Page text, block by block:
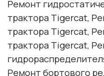
Ремонт
трактора Tigercat,
трактора Tigercat,
трактора Tigercat,
Ремонт бортового